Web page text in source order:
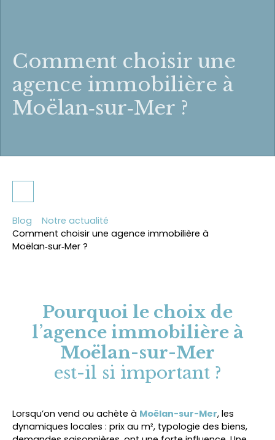
Comment choisir une
agence immobilière à
Moëlan‑sur‑Mer ?
Blog
Notre actualité
Comment choisir une agence immobilière à
Moëlan‑sur‑Mer ?
Pourquoi le choix de
l’agence immobilière à
Moëlan-sur-Mer
est-il si important ?
Lorsqu’on vend ou achète à Moëlan-sur-Mer, les
dynamiques locales : prix au m², typologie des biens,